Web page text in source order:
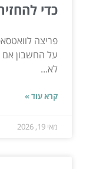
כדי
פריצה
על החשבון אם
לא...
קרא עוד »
מאי 19, 2026